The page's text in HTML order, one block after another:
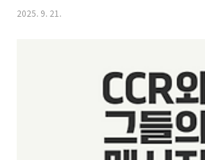
화적 의미 현대에서의 모자 착용 기후 변화와 모자
께 발전해온 독특한 아이템으로, 우리의 생활에서
을 지니고 있습니다. 이번 섹션에서는 모자의 기원
모자 문화 감소, 그리고 모자 착용 의례와 문화적 의
2025. 9. 21.